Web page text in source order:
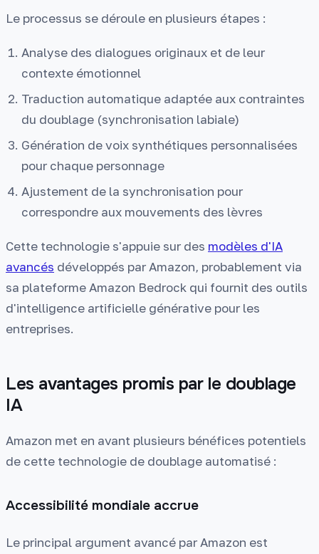
Le processus se déroule en plusieurs étapes :
Analyse des dialogues originaux et de leur
contexte émotionnel
Traduction automatique adaptée aux contraintes
du doublage (synchronisation labiale)
Génération de voix synthétiques personnalisées
pour chaque personnage
Ajustement de la synchronisation pour
correspondre aux mouvements des lèvres
Cette technologie s'appuie sur des modèles d'IA
avancés développés par Amazon, probablement via
sa plateforme Amazon Bedrock qui fournit des outils
d'intelligence artificielle générative pour les
entreprises.
Les avantages promis par le doublage
IA
Amazon met en avant plusieurs bénéfices potentiels
de cette technologie de doublage automatisé :
Accessibilité mondiale accrue
Le principal argument avancé par Amazon est